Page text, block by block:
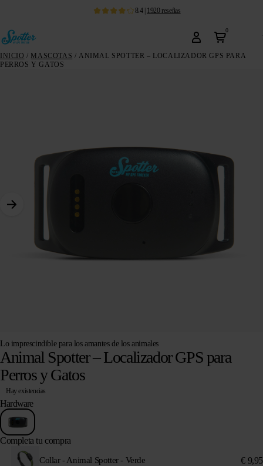
8.4| 1920 reseñas
0
INICIO / MASCOTAS / ANIMAL SPOTTER – LOCALIZADOR GPS PARA
PERROS Y GATOS
Lo imprescindible para los amantes de los animales
Animal Spotter – Localizador GPS para
Perros y Gatos
Hay existencias
Hardware
Completa tu compra
Collar - Animal Spotter - Verde € 9,95